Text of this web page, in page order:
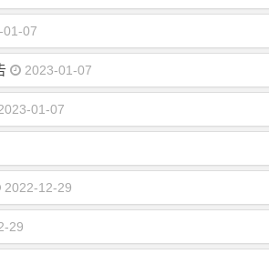
01-07
2023-01-07
01-07
2022-12-29
29